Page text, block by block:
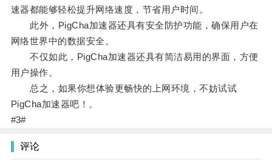
速器都能够轻松提升网络速度，节省用户时间。
此外，PigCha加速器还具有安全防护功能，确保用户在
网络世界中的数据安全。
不仅如此，PigCha加速器还具有简洁易用的界面，方便
用户操作。
总之，如果你想体验更畅快的上网环境，不妨试试
PigCha加速器吧！。
#3#
评论